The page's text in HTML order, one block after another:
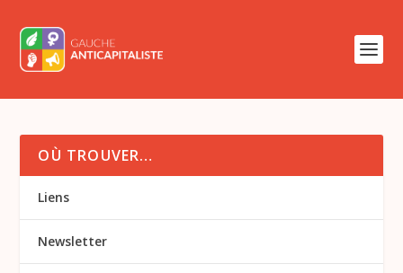
OÙ TROUVER…
Liens
Newsletter